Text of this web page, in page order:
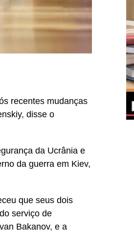
recentes mudanças
disse o
da Ucrânia e
da guerra em Kiev,
que seus dois
serviço de
Bakanov, e a